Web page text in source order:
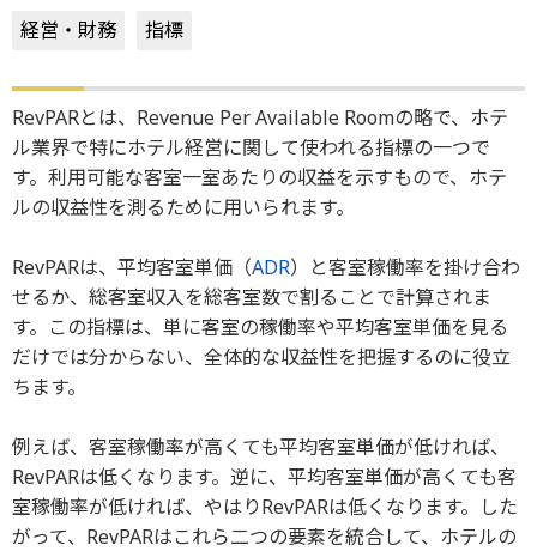
経営・財務 指標
RevPARとは、Revenue Per Available Roomの略で、ホテ
ル業界で特にホテル経営に関して使われる指標の一つで
す。利用可能な客室一室あたりの収益を示すもので、ホテ
ルの収益性を測るために用いられます。
RevPARは、平均客室単価（ADR）と客室稼働率を掛け合わ
せるか、総客室収入を総客室数で割ることで計算されま
す。この指標は、単に客室の稼働率や平均客室単価を見る
だけでは分からない、全体的な収益性を把握するのに役立
ちます。
例えば、客室稼働率が高くても平均客室単価が低ければ、
RevPARは低くなります。逆に、平均客室単価が高くても客
室稼働率が低ければ、やはりRevPARは低くなります。した
がって、RevPARはこれら二つの要素を統合して、ホテルの